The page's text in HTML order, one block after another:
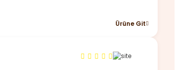
Ürüne Git